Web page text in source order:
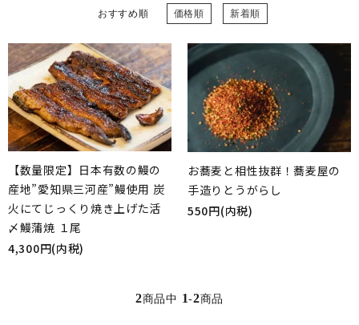
おすすめ順 価格順 新着順
【数量限定】日本有数の鰻の
産地”愛知県三河産”鰻使用 炭
火にてじっくり焼き上げた活
〆鰻蒲焼 １尾
4,300円(内税)
お蕎麦と相性抜群！蕎麦屋の
手造りとうがらし
550円(内税)
2商品中 1-2商品